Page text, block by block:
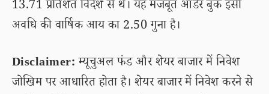
13.71 प्रतिशत विदेश से थे। यह मजबूत ऑर्डर बुक इसी
अवधि की वार्षिक आय का 2.50 गुना है।
Disclaimer:म्यूचुअल फंड और शेयर बाजार में निवेश
जोखिम पर आधारित होता है। शेयर बाजार में निवेश करने से